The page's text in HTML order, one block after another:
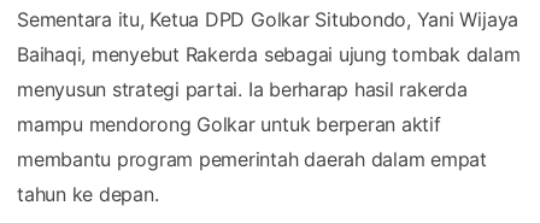
Sementara itu, Ketua DPD Golkar Situbondo, Yani Wijaya
Baihaqi, menyebut Rakerda sebagai ujung tombak dalam
menyusun strategi partai. Ia berharap hasil rakerda
mampu mendorong Golkar untuk berperan aktif
membantu program pemerintah daerah dalam empat
tahun ke depan.